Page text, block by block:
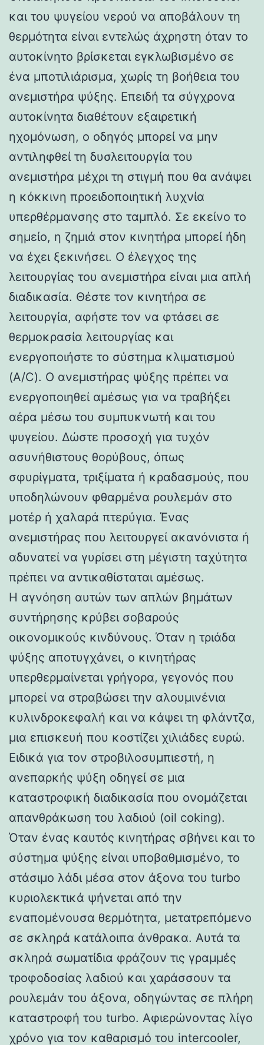
και του ψυγείου νερού να αποβάλουν τη
θερμότητα είναι εντελώς άχρηστη όταν το
αυτοκίνητο βρίσκεται εγκλωβισμένο σε
ένα μποτιλιάρισμα, χωρίς τη βοήθεια του
ανεμιστήρα ψύξης. Επειδή τα σύγχρονα
αυτοκίνητα διαθέτουν εξαιρετική
ηχομόνωση, ο οδηγός μπορεί να μην
αντιληφθεί τη δυσλειτουργία του
ανεμιστήρα μέχρι τη στιγμή που θα ανάψει
η κόκκινη προειδοποιητική λυχνία
υπερθέρμανσης στο ταμπλό. Σε εκείνο το
σημείο, η ζημιά στον κινητήρα μπορεί ήδη
να έχει ξεκινήσει. Ο έλεγχος της
λειτουργίας του ανεμιστήρα είναι μια απλή
διαδικασία. Θέστε τον κινητήρα σε
λειτουργία, αφήστε τον να φτάσει σε
θερμοκρασία λειτουργίας και
ενεργοποιήστε το σύστημα κλιματισμού
(A/C). Ο ανεμιστήρας ψύξης πρέπει να
ενεργοποιηθεί αμέσως για να τραβήξει
αέρα μέσω του συμπυκνωτή και του
ψυγείου. Δώστε προσοχή για τυχόν
ασυνήθιστους θορύβους, όπως
σφυρίγματα, τριξίματα ή κραδασμούς, που
υποδηλώνουν φθαρμένα ρουλεμάν στο
μοτέρ ή χαλαρά πτερύγια. Ένας
ανεμιστήρας που λειτουργεί ακανόνιστα ή
αδυνατεί να γυρίσει στη μέγιστη ταχύτητα
πρέπει να αντικαθίσταται αμέσως.
Η αγνόηση αυτών των απλών βημάτων
συντήρησης κρύβει σοβαρούς
οικονομικούς κινδύνους. Όταν η τριάδα
ψύξης αποτυγχάνει, ο κινητήρας
υπερθερμαίνεται γρήγορα, γεγονός που
μπορεί να στραβώσει την αλουμινένια
κυλινδροκεφαλή και να κάψει τη φλάντζα,
μια επισκευή που κοστίζει χιλιάδες ευρώ.
Ειδικά για τον στροβιλοσυμπιεστή, η
ανεπαρκής ψύξη οδηγεί σε μια
καταστροφική διαδικασία που ονομάζεται
απανθράκωση του λαδιού (oil coking).
Όταν ένας καυτός κινητήρας σβήνει και το
σύστημα ψύξης είναι υποβαθμισμένο, το
στάσιμο λάδι μέσα στον άξονα του turbo
κυριολεκτικά ψήνεται από την
εναπομένουσα θερμότητα, μετατρεπόμενο
σε σκληρά κατάλοιπα άνθρακα. Αυτά τα
σκληρά σωματίδια φράζουν τις γραμμές
τροφοδοσίας λαδιού και χαράσσουν τα
ρουλεμάν του άξονα, οδηγώντας σε πλήρη
καταστροφή του turbo. Αφιερώνοντας λίγο
χρόνο για τον καθαρισμό του intercooler,